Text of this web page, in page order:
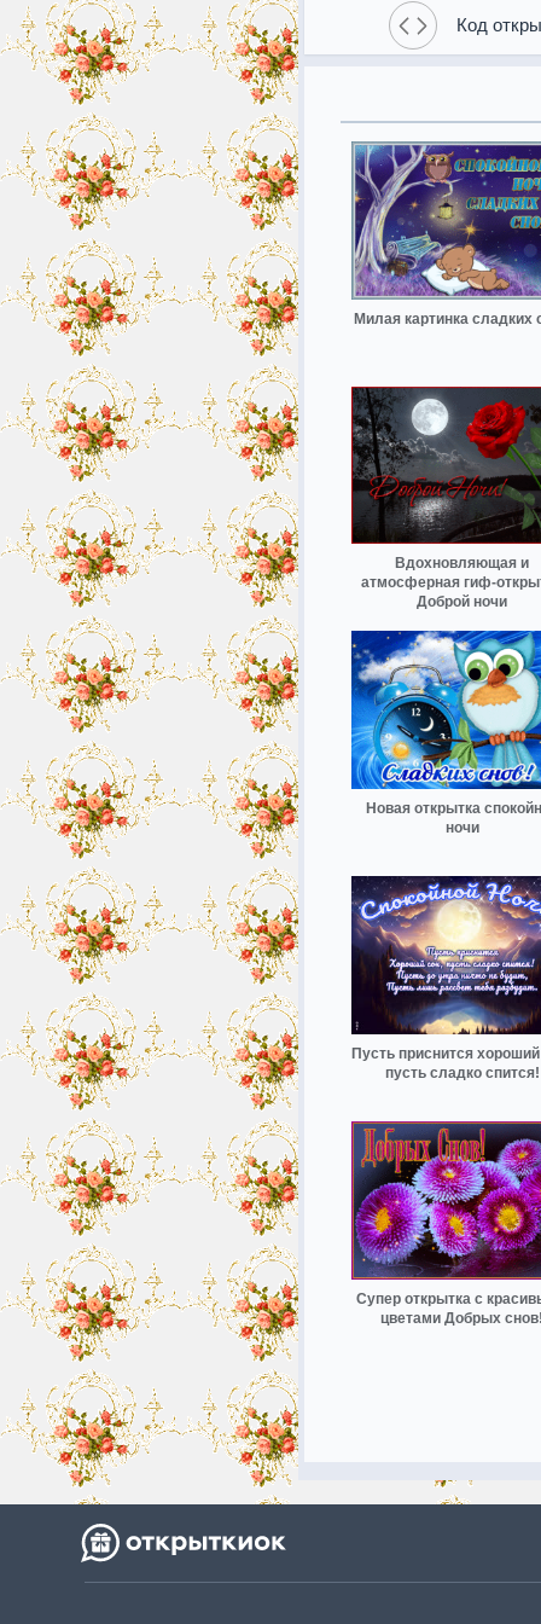
Код
Милая картинка сладких
Вдохновляющая и
атмосферная гиф-
Доброй ночи
Новая открытка
ночи
Пусть приснится
пусть сладко спится!
Супер открытка с
цветами Добрых